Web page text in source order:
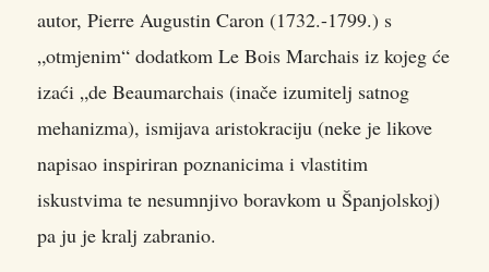
autor, Pierre Augustin Caron (1732.-1799.) s
„otmjenim“ dodatkom Le Bois Marchais iz kojeg će
izaći „de Beaumarchais (inače izumitelj satnog
mehanizma), ismijava aristokraciju (neke je likove
napisao inspiriran poznanicima i vlastitim
iskustvima te nesumnjivo boravkom u Španjolskoj)
pa ju je kralj zabranio.